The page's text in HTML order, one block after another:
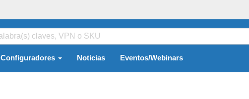
Configuradores Noticias Eventos/Webinars